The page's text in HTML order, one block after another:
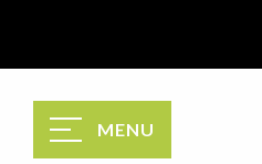
contenu
MENU